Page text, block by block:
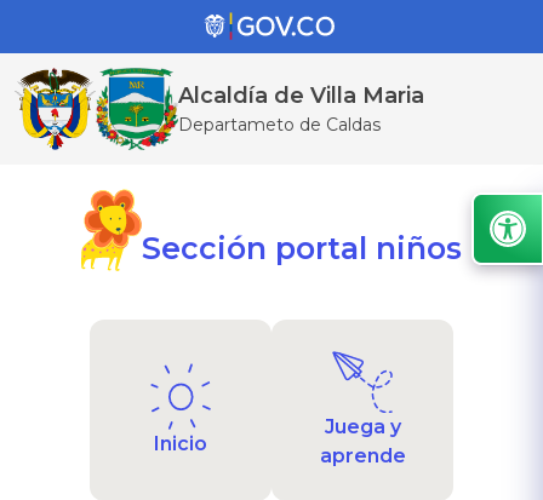
Alcaldía de Villa Maria
Departameto de Caldas
Sección portal niños
Inicio
Juega y
aprende